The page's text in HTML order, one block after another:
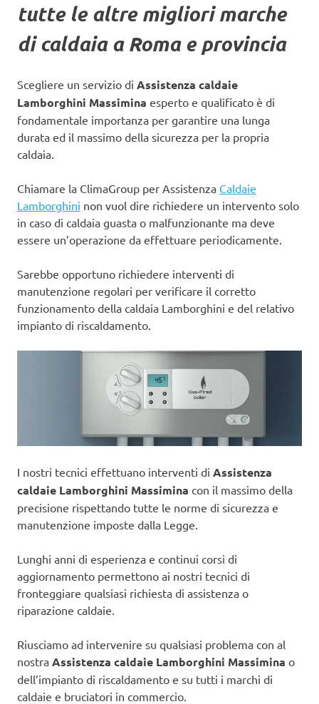
tutte le altre migliori marche
di caldaia a Roma e provincia
Scegliere un servizio di Assistenza caldaie
Lamborghini Massimina esperto e qualificato è di
fondamentale importanza per garantire una lunga
durata ed il massimo della sicurezza per la propria
caldaia.
Chiamare la ClimaGroup per Assistenza Caldaie
Lamborghini non vuol dire richiedere un intervento solo
in caso di caldaia guasta o malfunzionante ma deve
essere un’operazione da effettuare periodicamente.
Sarebbe opportuno richiedere interventi di
manutenzione regolari per verificare il corretto
funzionamento della caldaia Lamborghini e del relativo
impianto di riscaldamento.
I nostri tecnici effettuano interventi di Assistenza
caldaie Lamborghini Massimina con il massimo della
precisione rispettando tutte le norme di sicurezza e
manutenzione imposte dalla Legge.
Lunghi anni di esperienza e continui corsi di
aggiornamento permettono ai nostri tecnici di
fronteggiare qualsiasi richiesta di assistenza o
riparazione caldaie.
Riusciamo ad intervenire su qualsiasi problema con al
nostra Assistenza caldaie Lamborghini Massimina o
dell’impianto di riscaldamento e su tutti i marchi di
caldaie e bruciatori in commercio.